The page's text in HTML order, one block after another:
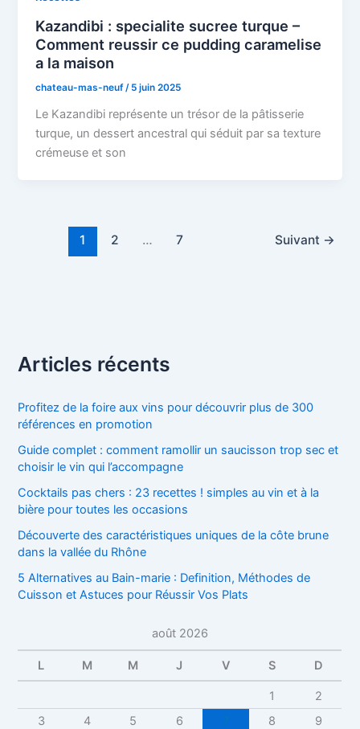
Kazandibi : specialite sucree turque –
Comment reussir ce pudding caramelise
a la maison
chateau-mas-neuf/ 5 juin 2025
Le Kazandibi représente un trésor de la pâtisserie
turque, un dessert ancestral qui séduit par sa texture
crémeuse et son
1 2 … 7 Suivant →
Articles récents
Profitez de la foire aux vins pour découvrir plus de 300
références en promotion
Guide complet : comment ramollir un saucisson trop sec et
choisir le vin qui l’accompagne
Cocktails pas chers : 23 recettes ! simples au vin et à la
bière pour toutes les occasions
Découverte des caractéristiques uniques de la côte brune
dans la vallée du Rhône
5 Alternatives au Bain-marie : Definition, Méthodes de
Cuisson et Astuces pour Réussir Vos Plats
août 2026
L M M J V S D
1
2
3
4 5 6 8
9